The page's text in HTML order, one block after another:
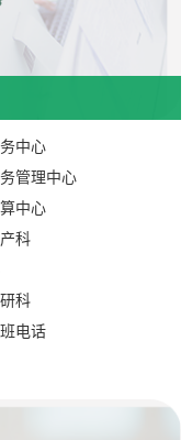
中心
管理中心
中心
科
科
电话